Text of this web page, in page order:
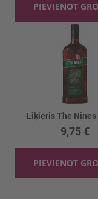
PIEVIENOT
9,75 €
PIEVIENOT